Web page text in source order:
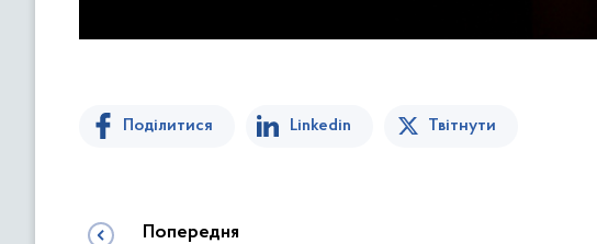
Поділитися Linkedin Твітнути
Попередня